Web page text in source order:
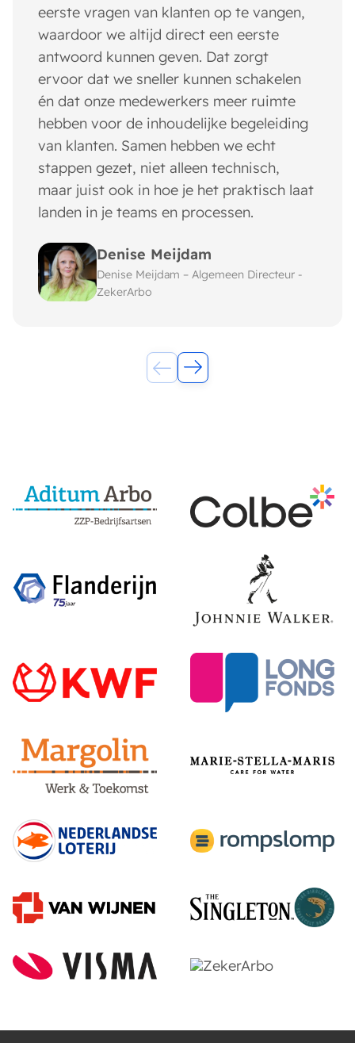
eerste vragen van klanten op te vangen,
waardoor we altijd direct een eerste
antwoord kunnen geven. Dat zorgt
ervoor dat we sneller kunnen schakelen
én dat onze medewerkers meer ruimte
hebben voor de inhoudelijke begeleiding
van klanten. Samen hebben we echt
stappen gezet, niet alleen technisch,
maar juist ook in hoe je het praktisch laat
landen in je teams en processen.
Denise Meijdam
Denise Meijdam – Algemeen Directeur -
ZekerArbo